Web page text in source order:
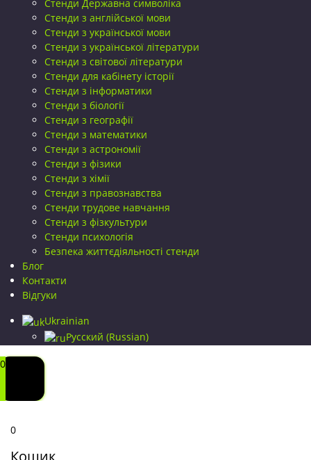
Стенди Державна символіка
Стенди з англійської мови
Стенди з української мови
Стенди з української літератури
Стенди з світової літератури
Стенди для кабінету історії
Стенди з інформатики
Стенди з біології
Стенди з географії
Стенди з математики
Стенди з астрономії
Стенди з фізики
Стенди з хімії
Стенди з правознавства
Стенди трудове навчання
Стенди з фізкультури
Стенди психологія
Безпека життєдіяльності стенди
Блог
Контакти
Відгуки
Ukrainian
Русский (Russian)
0
0
Кошик